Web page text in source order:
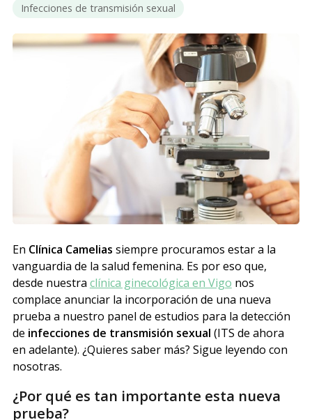
Infecciones de transmisión sexual
En Clínica Camelias siempre procuramos estar a la
vanguardia de la salud femenina. Es por eso que,
desde nuestra clínica ginecológica en Vigo nos
complace anunciar la incorporación de una nueva
prueba a nuestro panel de estudios para la detección
de infecciones de transmisión sexual (ITS de ahora
en adelante). ¿Quieres saber más? Sigue leyendo con
nosotras.
¿Por qué es tan importante esta nueva
prueba?